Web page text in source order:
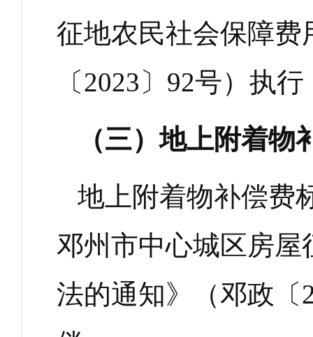
征地农民社会保障
〔2023 〕 92号）执行
（三）地上附着物
地上附着物补偿费
邓州市中心城区房
法的通知》（邓政〔